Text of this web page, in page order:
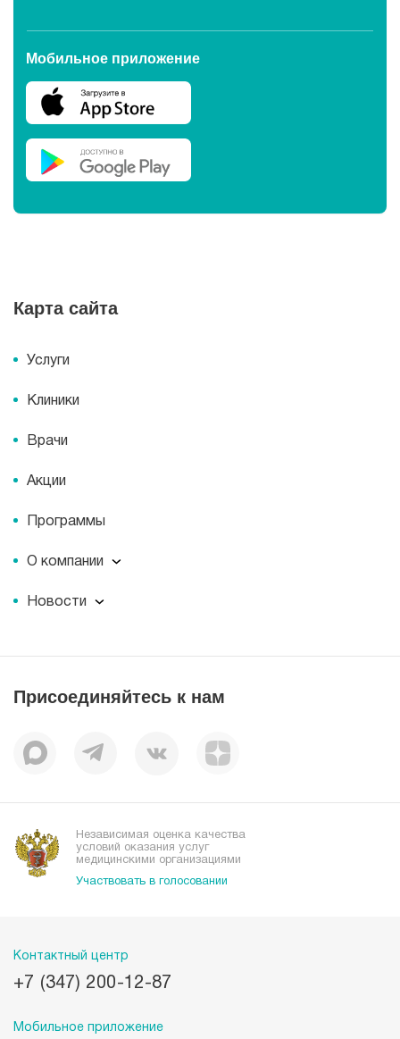
Мобильное приложение
Карта сайта
Услуги
Клиники
Врачи
Акции
Программы
О компании
О компании
Пациентам
Миссия
Корпоративная социальная ответственность
Наши преимущества
Новости
Пресс-центр
Присоединяйтесь к нам
Независимая оценка качества
условий оказания услуг
медицинскими организациями
Участвовать в голосовании
Контактный центр
+7 (347) 200-12-87
Мобильное приложение